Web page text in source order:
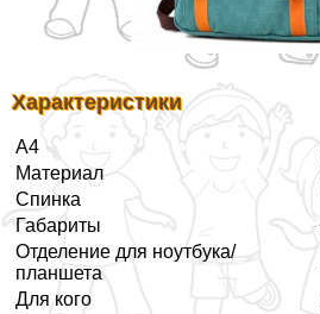
Хаpaктеристики
А4
Материал
Спинка
Габариты
Отделение для ноутбука/
планшета
Для кого